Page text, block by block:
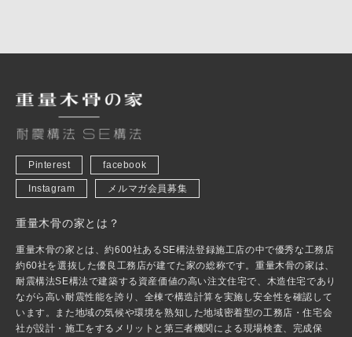
Pinterest facebook
Instagram メルマガ会員募集
重量木骨の家とは？
重量木骨の家とは、約600社あるSE構法登録施工店の中で優秀な工務店
約60社を選抜した優良工務店が建てた家の総称です。重量木骨の家は、
耐震構法SE構法で建築する資産価値の高い注文住宅で、木造住宅であり
ながら高い耐震性能を誇り、全棟で構造計算を実施し安全性を確認して
います。また地域の気候や環境を熟知した地域密着型の工務店・住宅会
社が設計・施工をするメリットと第三者機関による現場検査、完成保